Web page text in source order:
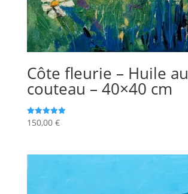
Côte fleurie – Huile au
couteau – 40×40 cm
Note
5.00
150,00 €